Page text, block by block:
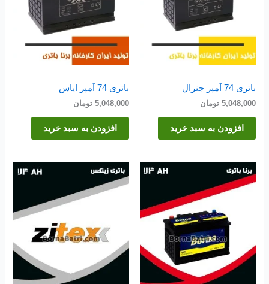
باتری 74 آمپر جنرال
5,048,000 تومان
افزودن به سبد خرید
باتری 74 آمپر ایاس
5,048,000 تومان
افزودن به سبد خرید